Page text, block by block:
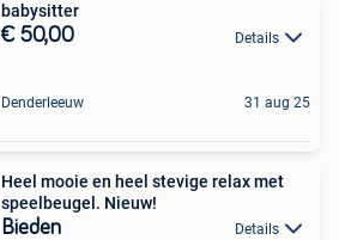
babysitter
€ 50,00 Details
Denderleeuw 31 aug 25
Heel mooie en heel stevige relax met
speelbeugel. Nieuw!
Bieden Details